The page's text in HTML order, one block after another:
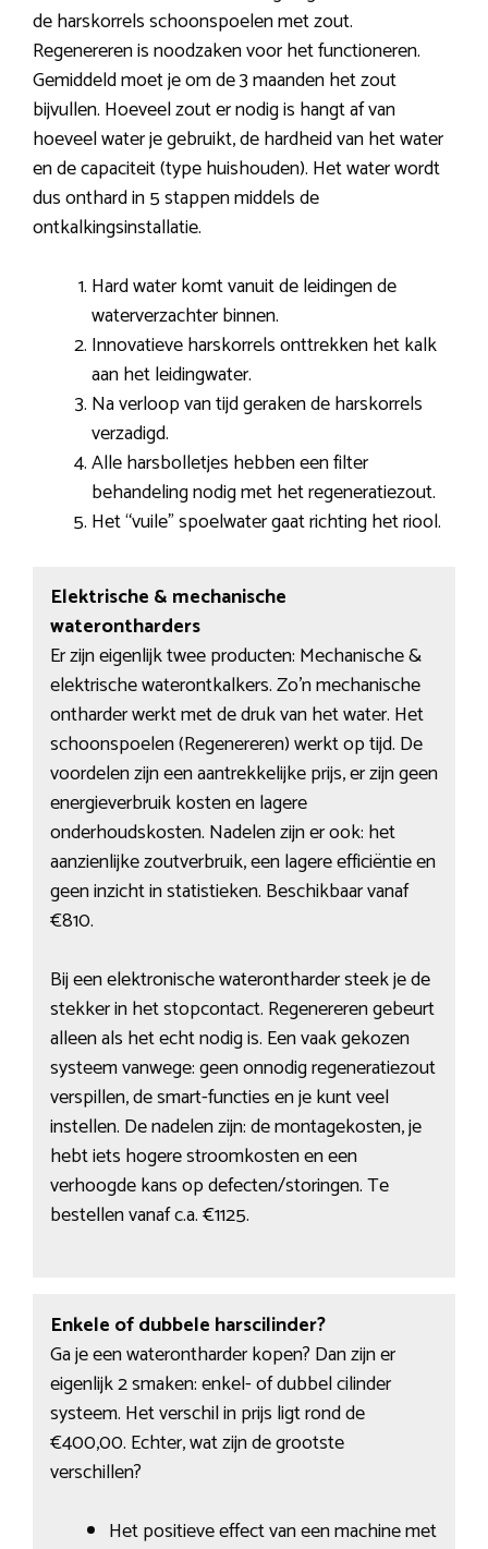
de harskorrels schoonspoelen met zout.
Regenereren is noodzaken voor het functioneren.
Gemiddeld moet je om de 3 maanden het zout
bijvullen. Hoeveel zout er nodig is hangt af van
hoeveel water je gebruikt, de hardheid van het water
en de capaciteit (type huishouden). Het water wordt
dus onthard in 5 stappen middels de
ontkalkingsinstallatie.
Hard water komt vanuit de leidingen de
waterverzachter binnen.
Innovatieve harskorrels onttrekken het kalk
aan het leidingwater.
Na verloop van tijd geraken de harskorrels
verzadigd.
Alle harsbolletjes hebben een filter
behandeling nodig met het regeneratiezout.
Het “vuile” spoelwater gaat richting het riool.
Elektrische & mechanische
waterontharders
Er zijn eigenlijk twee producten: Mechanische &
elektrische waterontkalkers. Zo’n mechanische
ontharder werkt met de druk van het water. Het
schoonspoelen (Regenereren) werkt op tijd. De
voordelen zijn een aantrekkelijke prijs, er zijn geen
energieverbruik kosten en lagere
onderhoudskosten. Nadelen zijn er ook: het
aanzienlijke zoutverbruik, een lagere efficiëntie en
geen inzicht in statistieken. Beschikbaar vanaf
€810.
Bij een elektronische waterontharder steek je de
stekker in het stopcontact. Regenereren gebeurt
alleen als het echt nodig is. Een vaak gekozen
systeem vanwege: geen onnodig regeneratiezout
verspillen, de smart-functies en je kunt veel
instellen. De nadelen zijn: de montagekosten, je
hebt iets hogere stroomkosten en een
verhoogde kans op defecten/storingen. Te
bestellen vanaf c.a. €1125.
Enkele of dubbele harscilinder?
Ga je een waterontharder kopen? Dan zijn er
eigenlijk 2 smaken: enkel- of dubbel cilinder
systeem. Het verschil in prijs ligt rond de
€400,00. Echter, wat zijn de grootste
verschillen?
Het positieve effect van een machine met